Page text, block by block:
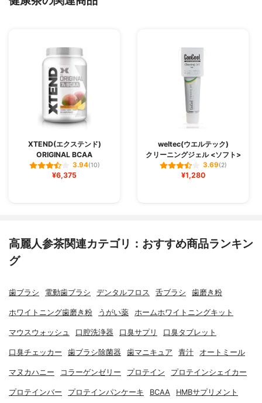
XTEND(エクステンド)
ORIGINAL BCAA
3.94(10)
¥6,375
weltec(ウエルテック)
クリーニングジェル <ソフト>
3.69(2)
¥1,280
高麗人参茶関連カテゴリ：おすすめ商品ランキン
グ
歯ブラシ 電動歯ブラシ デンタルフロス 舌ブラシ 歯磨き粉
ホワイトニング歯磨き粉 うがい薬 ホームホワイトニングキット
マウスウォッシュ 口腔洗浄器 口臭サプリ 口臭タブレット
口臭チェッカー 歯ブラシ除菌器 歯マニキュア 青汁 オートミール
マヌカハニー コラーゲンゼリー プロテイン プロテインシェイカー
プロテインバー プロテインパンケーキ BCAA HMBサプリメント